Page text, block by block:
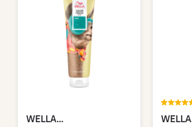
WELLA
WELLA